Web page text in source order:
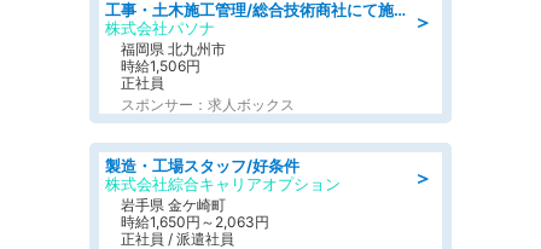
＞
工事・土木施工管理/総合技術商社にて施工管理のお仕事/即日勤務可/車通勤可/工事・土木施工管理/生産・品質管理
株式会社パソナ
福岡県 北九州市
時給1,506円
正社員
スポンサー：求人ボックス
＞
製造・工場スタッフ/好条件
株式会社綜合キャリアオプション
岩手県 金ケ崎町
時給1,650円～2,063円
正社員 / 派遣社員